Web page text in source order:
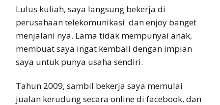
Lulus kuliah, saya langsung bekerja di
perusahaan telekomunikasi dan enjoy banget
menjalani nya. Lama tidak mempunyai anak,
membuat saya ingat kembali dengan impian
saya untuk punya usaha sendiri.
Tahun 2009, sambil bekerja saya memulai
jualan kerudung secara online di facebook, dan